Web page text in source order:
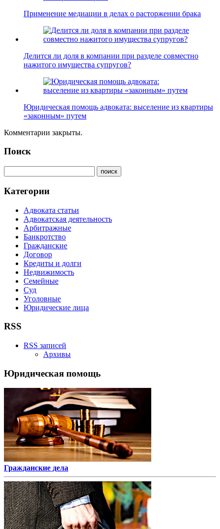
Применение медиации в делах о расторжении брака
Делится ли доля в компании при разделе совместно
нажитого имущества супругов?
Юридическая помощь адвоката: выселение из квартиры
«законным» путем
Комментарии закрыты.
Поиск
Категории
Адвоката статьи
Адвокатская деятельность
Арбитражные
Банкротство
Гражданские
Договор
Кредиты и долги
Недвижимость
Семейные
Суд
Уголовные
Юридические лица
RSS
RSS записей
Архивы
Юридическая помощь
Гражданские дела